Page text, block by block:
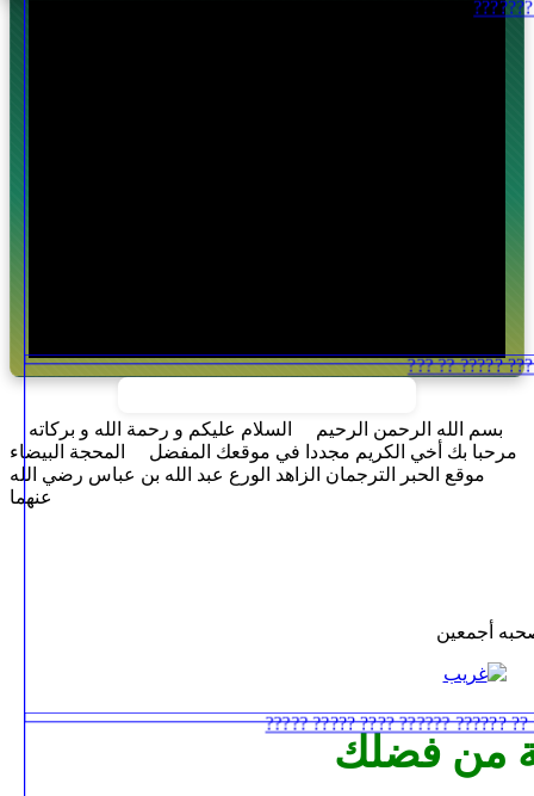
بسم الله الرحمن الرحيم السلام عليكم و رحمة الله و بركاته
مرحبا بك أخي الكريم مجددا في موقعك المفضل المحجة البيضاء
موقع الحبر الترجمان الزاهد الورع عبد الله بن عباس رضي الله
عنهما
أجمعين
من فضلك